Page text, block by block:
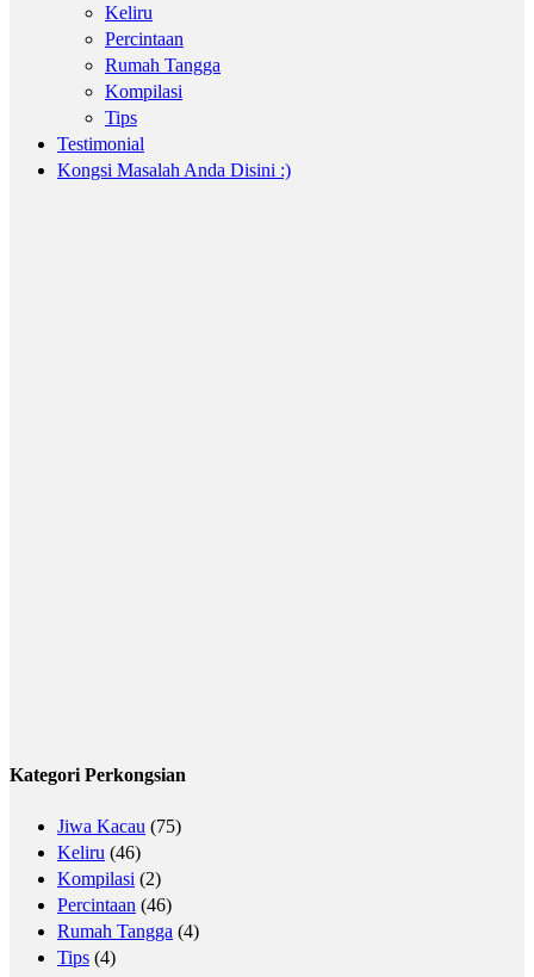
Keliru
Percintaan
Rumah Tangga
Kompilasi
Tips
Testimonial
Kongsi Masalah Anda Disini :)
Kategori Perkongsian
Jiwa Kacau (75)
Keliru (46)
Kompilasi (2)
Percintaan (46)
Rumah Tangga (4)
Tips (4)